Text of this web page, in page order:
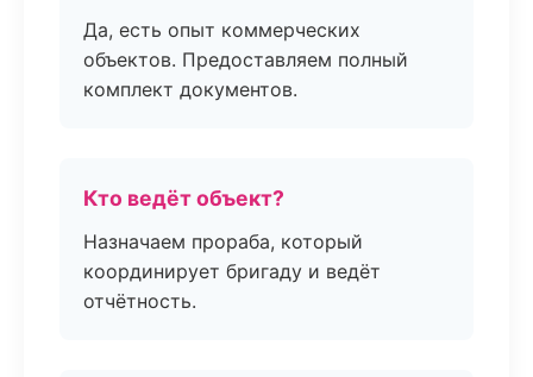
Да, есть опыт коммерческих
объектов. Предоставляем полный
комплект документов.
Кто ведёт объект?
Назначаем прораба, который
координирует бригаду и ведёт
отчётность.